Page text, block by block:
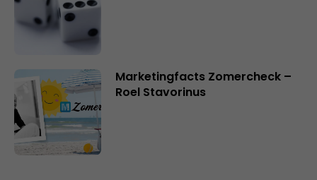
Marketingfacts Zomercheck –
Roel Stavorinus